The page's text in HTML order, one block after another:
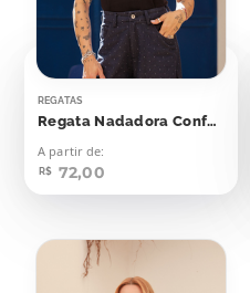
REGATAS
Regata Nadadora Confort Bolinhas Aplicação
A partir de:
R$ 72,00